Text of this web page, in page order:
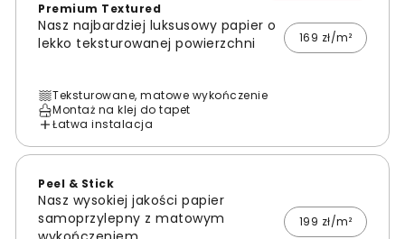
Premium Textured
Nasz najbardziej luksusowy papier o
lekko teksturowanej powierzchni
169 zł/m²
Teksturowane, matowe wykończenie
Montaż na klej do tapet
Łatwa instalacja
Peel & Stick
Nasz wysokiej jakości papier
samoprzylepny z matowym
199 zł/m²